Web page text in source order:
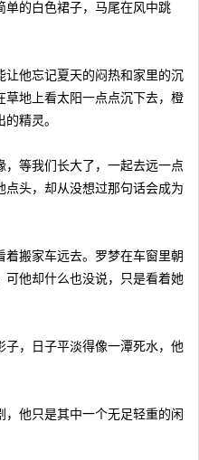
单的白色裙子，马尾在风中跳
让他忘记夏天的闷热和家里的沉
草地上看太阳一点点沉下去，橙
精灵。
等我们长大了，一起去远一点
点头，却从没想过那句话会成为
搬家车远去。罗梦在车窗里朝
可他却什么也没说，只是看着她
子，日子平淡得像一潭死水，他
他只是其中一个无足轻重的闲